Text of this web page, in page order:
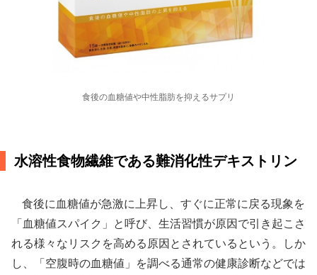
食後の血糖値や中性脂肪を抑えるサプリ
水溶性食物繊維である難消化性デキストリン
食後に血糖値が急激に上昇し、すぐに正常に戻る現象を
「血糖値スパイク」と呼び、生活習慣が原因で引き起こさ
れる様々なリスクを高める原因とされているという。しか
し、「空腹時の血糖値」を調べる通常の健康診断などでは